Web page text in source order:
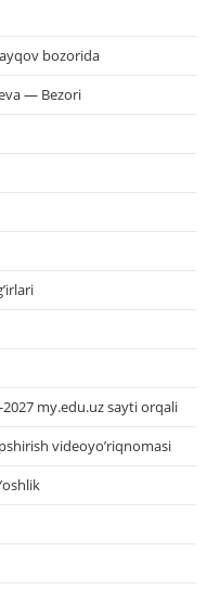
bozorida
— Bezori
my.edu.uz sayti orqali
videoyo’riqnomasi